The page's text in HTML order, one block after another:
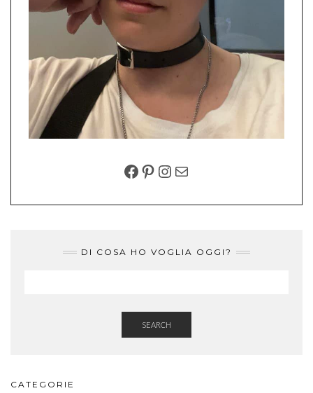
FACEBOOK
PINTEREST
INSTAGRAM
EMAIL
DI COSA HO VOGLIA OGGI?
SEARCH
CATEGORIE